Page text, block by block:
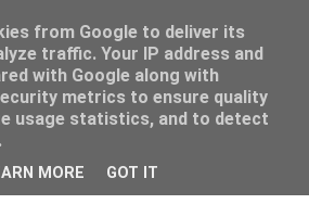
Enya
recept uit oma's
from Google to deliver its
traffic. Your IP address and
with Google along with
metrics to ensure quality
usage statistics, and to detect
MORE GOT IT